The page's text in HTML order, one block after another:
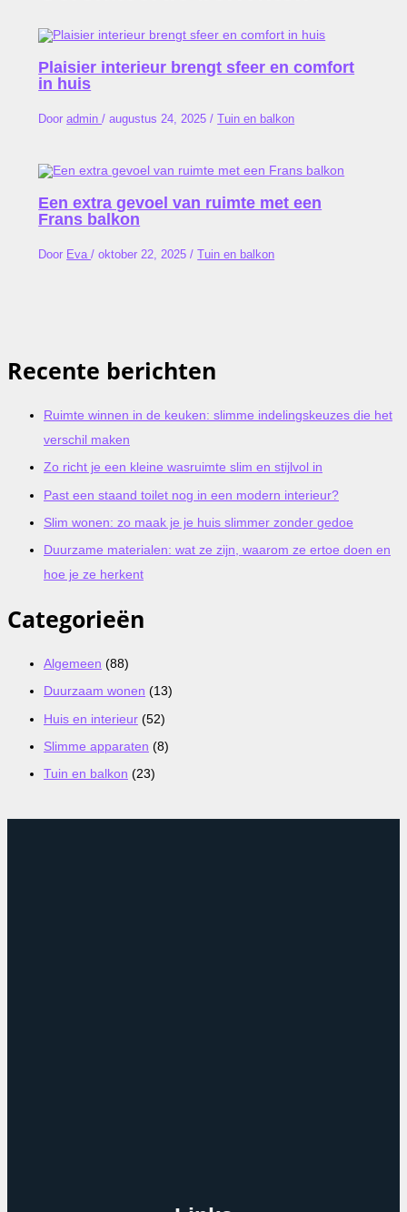
Plaisier interieur brengt sfeer en comfort
in huis
Dooradmin/augustus 24, 2025/Tuin en balkon
Een extra gevoel van ruimte met een
Frans balkon
Door Eva/oktober 22, 2025/Tuin en balkon
Recente berichten
Ruimte winnen in de keuken: slimme indelingskeuzes die het
verschil maken
Zo richt je een kleine wasruimte slim en stijlvol in
Past een staand toilet nog in een modern interieur?
Slim wonen: zo maak je je huis slimmer zonder gedoe
Duurzame materialen: wat ze zijn, waarom ze ertoe doen en
hoe je ze herkent
Categorieën
Algemeen (88)
Duurzaam wonen (13)
Huis en interieur (52)
Slimme apparaten (8)
Tuin en balkon (23)